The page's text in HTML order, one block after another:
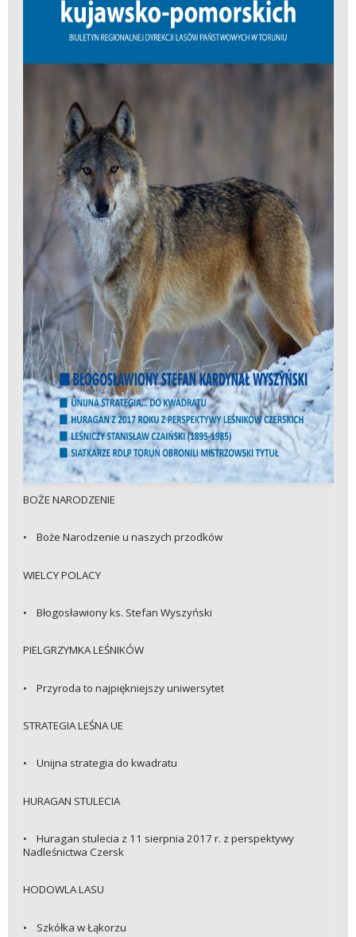
BOŻE NARODZENIE
• Boże Narodzenie u naszych przodków
WIELCY POLACY
• Błogosławiony ks. Stefan Wyszyński
PIELGRZYMKA LEŚNIKÓW
• Przyroda to najpiękniejszy uniwersytet
STRATEGIA LEŚNA UE
• Unijna strategia do kwadratu
HURAGAN STULECIA
• Huragan stulecia z 11 sierpnia 2017 r. z perspektywy
Nadleśnictwa Czersk
HODOWLA LASU
• Szkółka w Łąkorzu